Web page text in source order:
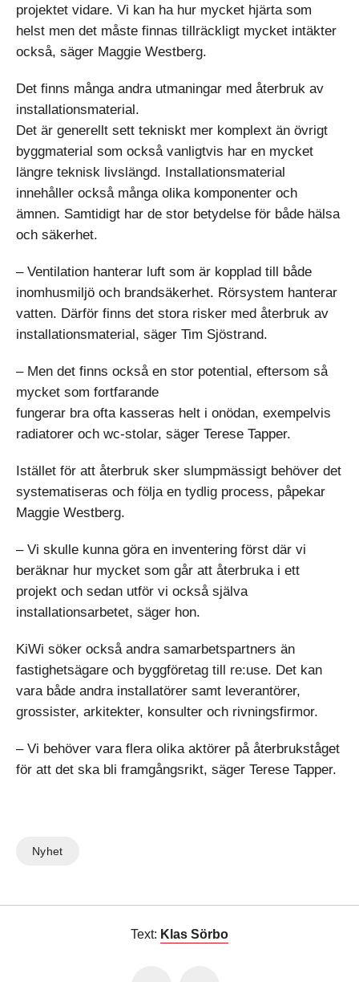
projektet vidare. Vi kan ha hur mycket hjärta som
helst men det måste finnas tillräckligt mycket intäkter
också, säger Maggie Westberg.
Det finns många andra utmaningar med återbruk av
installationsmaterial.
Det är generellt sett tekniskt mer komplext än övrigt
byggmaterial som också vanligtvis har en mycket
längre teknisk livslängd. Installationsmaterial
innehåller också många olika komponenter och
ämnen. Samtidigt har de stor betydelse för både hälsa
och säkerhet.
– Ventilation hanterar luft som är kopplad till både
inomhusmiljö och brandsäkerhet. Rörsystem hanterar
vatten. Därför finns det stora risker med återbruk av
installationsmaterial, säger Tim Sjöstrand.
– Men det finns också en stor potential, eftersom så
mycket som fortfarande
fungerar bra ofta kasseras helt i onödan, exempelvis
radiatorer och wc-stolar, säger Terese Tapper.
Istället för att återbruk sker slumpmässigt behöver det
systematiseras och följa en tydlig process, påpekar
Maggie Westberg.
– Vi skulle kunna göra en inventering först där vi
beräknar hur mycket som går att återbruka i ett
projekt och sedan utför vi också själva
installationsarbetet, säger hon.
KiWi söker också andra samarbetspartners än
fastighetsägare och byggföretag till re:use. Det kan
vara både andra installatörer samt leverantörer,
grossister, arkitekter, konsulter och rivningsfirmor.
– Vi behöver vara flera olika aktörer på återbrukståget
för att det ska bli framgångsrikt, säger Terese Tapper.
Nyhet
Text: Klas Sörbo